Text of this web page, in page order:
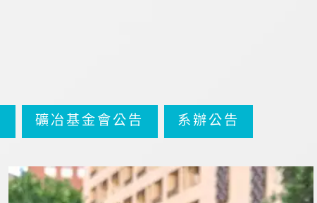
礦冶基金會公告 系辦公告